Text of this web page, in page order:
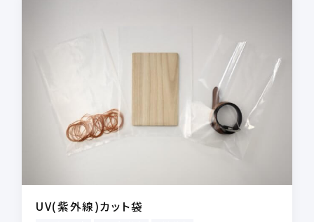
UV(紫外線)カット袋